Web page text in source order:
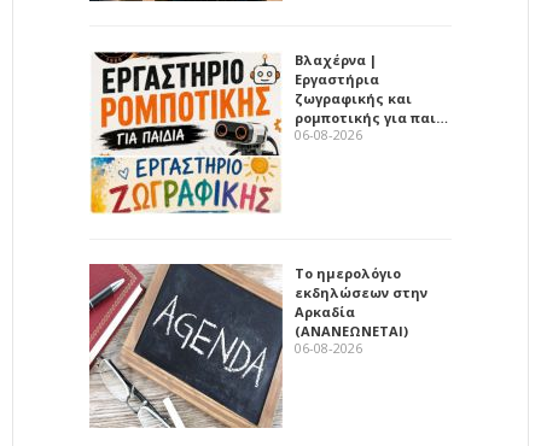
Βλαχέρνα |
Εργαστήρια
ζωγραφικής και
ρομποτικής για παι…
06-08-2026
Το ημερολόγιο
εκδηλώσεων στην
Αρκαδία
(ΑΝΑΝΕΩΝΕΤΑΙ)
06-08-2026